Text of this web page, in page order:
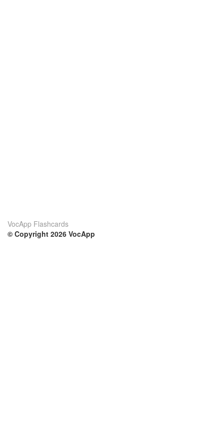
VocApp Flashcards
© Copyright 2026 VocApp